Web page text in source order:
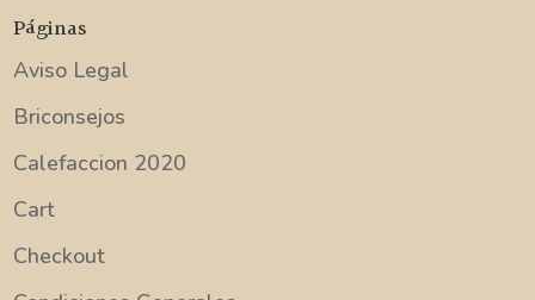
Páginas
Aviso Legal
Briconsejos
Calefaccion 2020
Cart
Checkout